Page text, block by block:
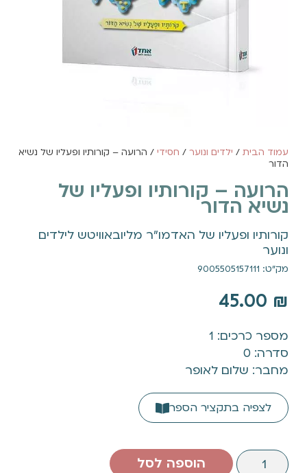
עמוד הבית/ ילדים ונוער/ חסידי/ הרועה – קורותיו ופעליו של נשיא
הדור
הרועה – קורותיו ופעליו של
נשיא הדור
קורותיו ופעליו של האדמו"ר מליובאוויטש לילדים
ונוער
מק"ט: 9005505157111
45.00 ₪
מספר כרכים: 1
סדרה: 0
מחבר: שלום לאופר
לצפיה בתקציר הספר
הוספה לסל